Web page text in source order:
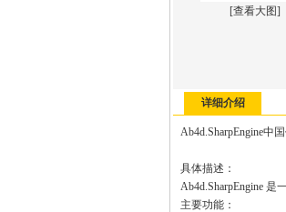
[查看大图]
详细介绍
Ab4d.SharpEngine中
具体描述：
Ab4d.SharpEngine
主要功能：